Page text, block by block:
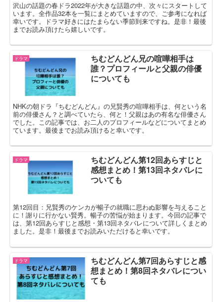
沢山の話題の春ドラ2022年が大きな話題の中、次々にスタートして
います。全作品32本を一覧にまとめていますので、ご参考になれば
幸いです。ドラマ好きにはたまらない季節到来ですね。是非！最後
までお読み頂けたら嬉しいです。
ドラマ
ちむどんどん兄の喧嘩相手は
誰？プロフィールと父親の俳優
についても
NHKの朝ドラ『ちむどんどん』の兄賢秀の喧嘩相手は、何という名
前の俳優さん？と調べていたら、何と！父親はあの有名な俳優さん
でした。この記事では、お二人のプロフィールなどについてまとめ
ています。最後までお読み頂けると幸いです。
ドラマ
ちむどんどん第12回あらすじと
感想まとめ！第13回ネタバレに
ついても
第12回目：兄賢秀のケンカが暢子の就職に思わぬ影響を与えること
に！謝りに行かない賢秀。暢子の苦悩が始まります。今回の記事で
は、第12回あらすじと感想・第13回ネタバレについて詳しくまとめ
ました。是非！最後までお読みいただけると幸いです。
ドラマ
ちむどんどん第7回あらすじと感
想まとめ！第8回ネタバレについ
ても